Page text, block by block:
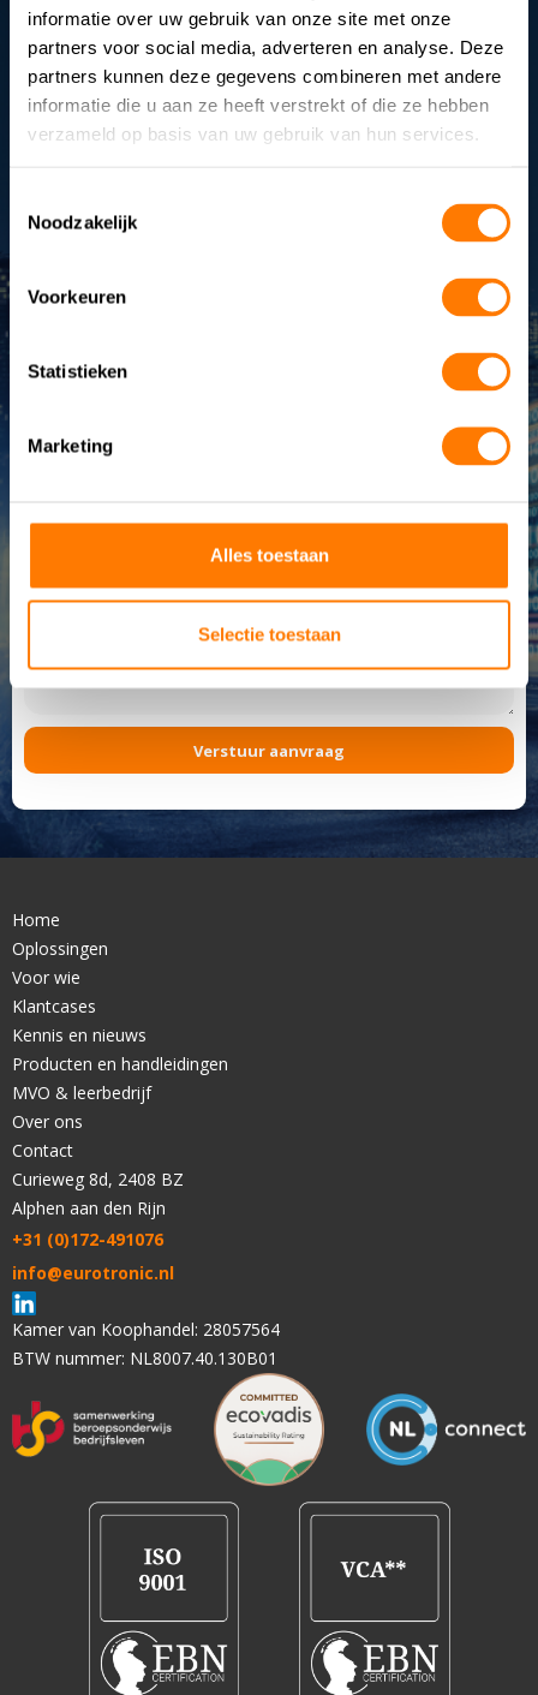
informatie over uw gebruik van onze site met onze
partners voor social media, adverteren en analyse. Deze
partners kunnen deze gegevens combineren met andere
informatie die u aan ze heeft verstrekt of die ze hebben
verzameld op basis van uw gebruik van hun services.
Noodzakelijk
Voorkeuren
Statistieken
Marketing
Alles toestaan
Selectie toestaan
Neem contact met ons op en
ontvang meteen een vrijblijvend
advies
UPS systemen
Home
Oplossingen
Voor wie
Klantcases
Kennis en nieuws
Producten en handleidingen
MVO & leerbedrijf
Over ons
Contact
Curieweg 8d, 2408 BZ
Alphen aan den Rijn
+31 (0)172-491076
info@eurotronic.nl
Kamer van Koophandel: 28057564
BTW nummer: NL8007.40.130B01